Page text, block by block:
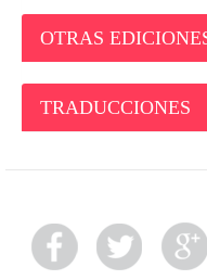
OTRAS
TRADUCCIONES